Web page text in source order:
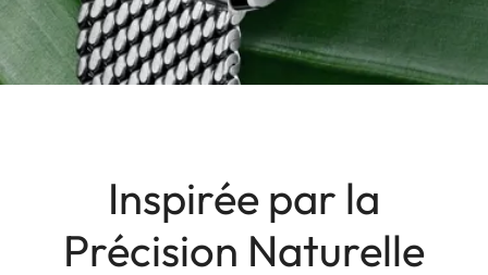
Inspirée par la
Précision Naturelle